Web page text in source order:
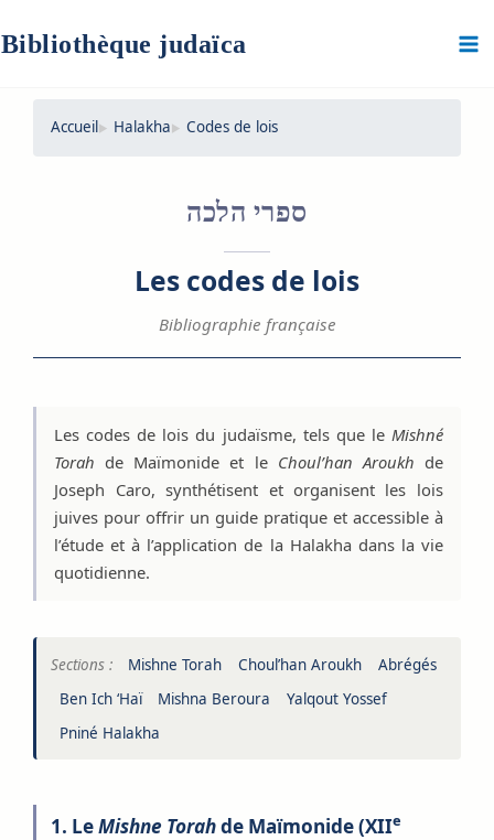
au
Bibliothèque judaïca
Accueil Halakha Codes de lois
ספרי הלכה
Les codes de lois
Bibliographie française
Les codes de lois juives
Les codes de lois du judaïsme, tels que le Mishné
Torah de Maïmonide et le Choul’han Aroukh de
Joseph Caro, synthétisent et organisent les lois
juives pour offrir un guide pratique et accessible à
l’étude et à l’application de la Halakha dans la vie
quotidienne.
Sections : Mishne Torah Choul’han Aroukh
Abrégés
Ben Ich ‘Haï
Mishna Beroura
Yalqout Yossef
Pniné Halakha
1. LeMishne Torahde Maïmonide (XIIe